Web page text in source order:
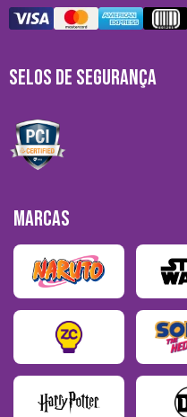
SELOS DE SEGURANÇA
MARCAS